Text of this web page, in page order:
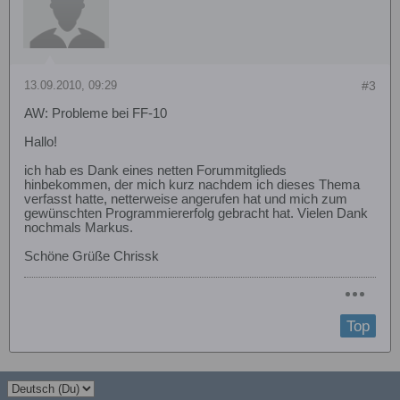
#3
13.09.2010, 09:29
AW: Probleme bei FF-10
Hallo!
ich hab es Dank eines netten Forummitglieds
hinbekommen, der mich kurz nachdem ich dieses Thema
verfasst hatte, netterweise angerufen hat und mich zum
gewünschten Programmiererfolg gebracht hat. Vielen Dank
nochmals Markus.
Schöne Grüße Chrissk
Top